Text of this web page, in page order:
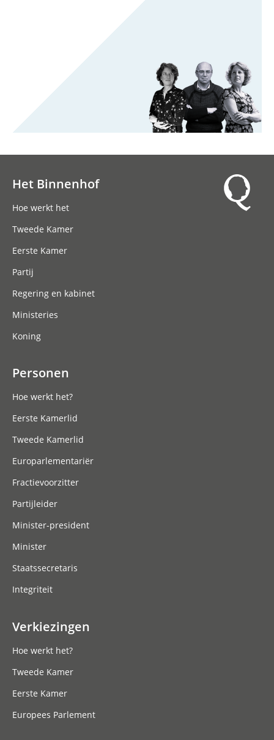
Het Binnenhof
Hoe werkt het
Tweede Kamer
Eerste Kamer
Partij
Regering en kabinet
Ministeries
Koning
Personen
Hoe werkt het?
Eerste Kamerlid
Tweede Kamerlid
Europarlementariër
Fractievoorzitter
Partijleider
Minister-president
Minister
Staatssecretaris
Integriteit
Verkiezingen
Hoe werkt het?
Tweede Kamer
Eerste Kamer
Europees Parlement